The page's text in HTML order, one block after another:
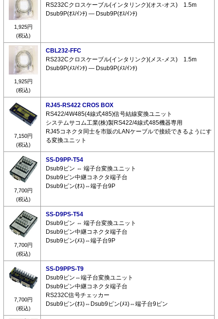
1,925円
(税込)
RS232Cクロスケーブル(インタリンク)(オス-オス) 1.5m
Dsub9P(ｵｽ/ｲﾝﾁ) ― Dsub9P(ｵｽ/ｲﾝﾁ)
1,925円
(税込)
CBL232-FFC
RS232Cクロスケーブル(インタリンク)(メス-メス) 1.5m
Dsub9P(ﾒｽ/ｲﾝﾁ) ― Dsub9P(ﾒｽ/ｲﾝﾁ)
7,150円
(税込)
RJ45-RS422 CROS BOX
RS422/4W485(4線式485)信号結線変換ユニット
システムサコム工業(株)製RS422/4線式485機器専用
RJ45コネクタ同士を市販のLANケーブルで接続できるようにす
る変換ユニット
7,700円
(税込)
SS-D9PP-T54
Dsub9ピン ⇔ 端子台変換ユニット
Dsub9ピン中継コネクタ端子台
Dsub9ピン(ｵｽ)⇔端子台9P
7,700円
(税込)
SS-D9PS-T54
Dsub9ピン ⇔ 端子台変換ユニット
Dsub9ピン中継コネクタ端子台
Dsub9ピン(ﾒｽ)⇔端子台9P
7,700円
(税込)
SS-D9PPS-T9
Dsub9ピン⇔端子台変換ユニット
Dsub9ピン中継コネクタ端子台
RS232C信号チェッカー
Dsub9ピン(ｵｽ)⇔Dsub9ピン(ﾒｽ)⇔端子台9ピン